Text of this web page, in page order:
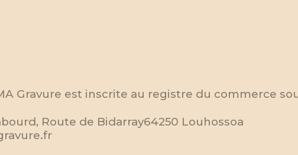
Gravure est inscrite au registre du commerce
Route de Bidarray64250 Louhossoa